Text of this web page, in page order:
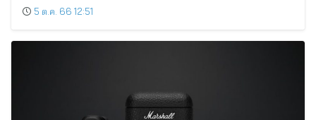
5 ต.ค. 66 12:51